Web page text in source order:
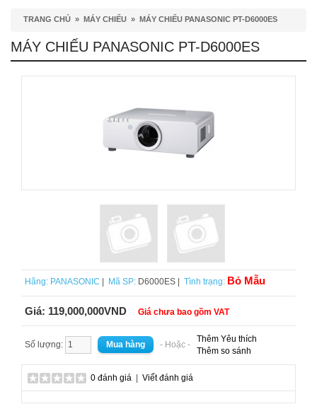
TRANG CHỦ » MÁY CHIẾU » MÁY CHIẾU PANASONIC PT-D6000ES
MÁY CHIẾU PANASONIC PT-D6000ES
Hãng: PANASONIC Mã SP: D6000ES | Tình trạng: Bỏ Mẫu
Giá: 119,000,000VND Giá chưa bao gồm VAT
Số lượng: - Hoặc -
Thêm Yêu thích
Thêm so sánh
0 đánh giá Viết đánh giá